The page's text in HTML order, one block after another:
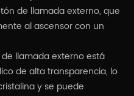
de llamada externo, que
al ascensor con un
llamada externo está
de alta transparencia, lo
y se puede